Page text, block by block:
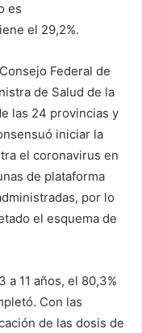
es
el 29,2%.
Federal de
de Salud de la
las 24 provincias y
iniciar la
el coronavirus en
de plataforma
por lo
el esquema de
a 11 años, el 80,3%
Con las
de las dosis de